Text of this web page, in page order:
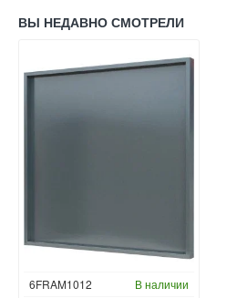
ВЫ НЕДАВНО СМОТРЕЛИ
6FRAM1012 В наличии